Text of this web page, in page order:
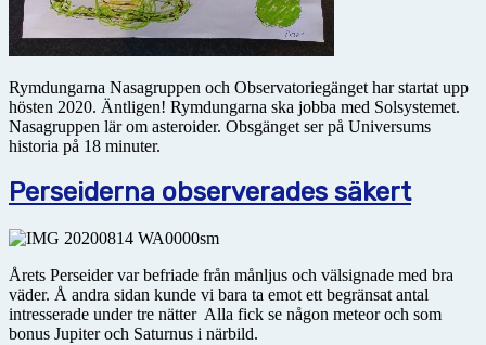
Rymdungarna Nasagruppen och Observatoriegänget har startat upp
hösten 2020. Äntligen! Rymdungarna ska jobba med Solsystemet.
Nasagruppen lär om asteroider. Obsgänget ser på Universums
historia på 18 minuter.
Perseiderna observerades säkert
Årets Perseider var befriade från månljus och välsignade med bra
väder. Å andra sidan kunde vi bara ta emot ett begränsat antal
intresserade under tre nätter Alla fick se någon meteor och som
bonus Jupiter och Saturnus i närbild.